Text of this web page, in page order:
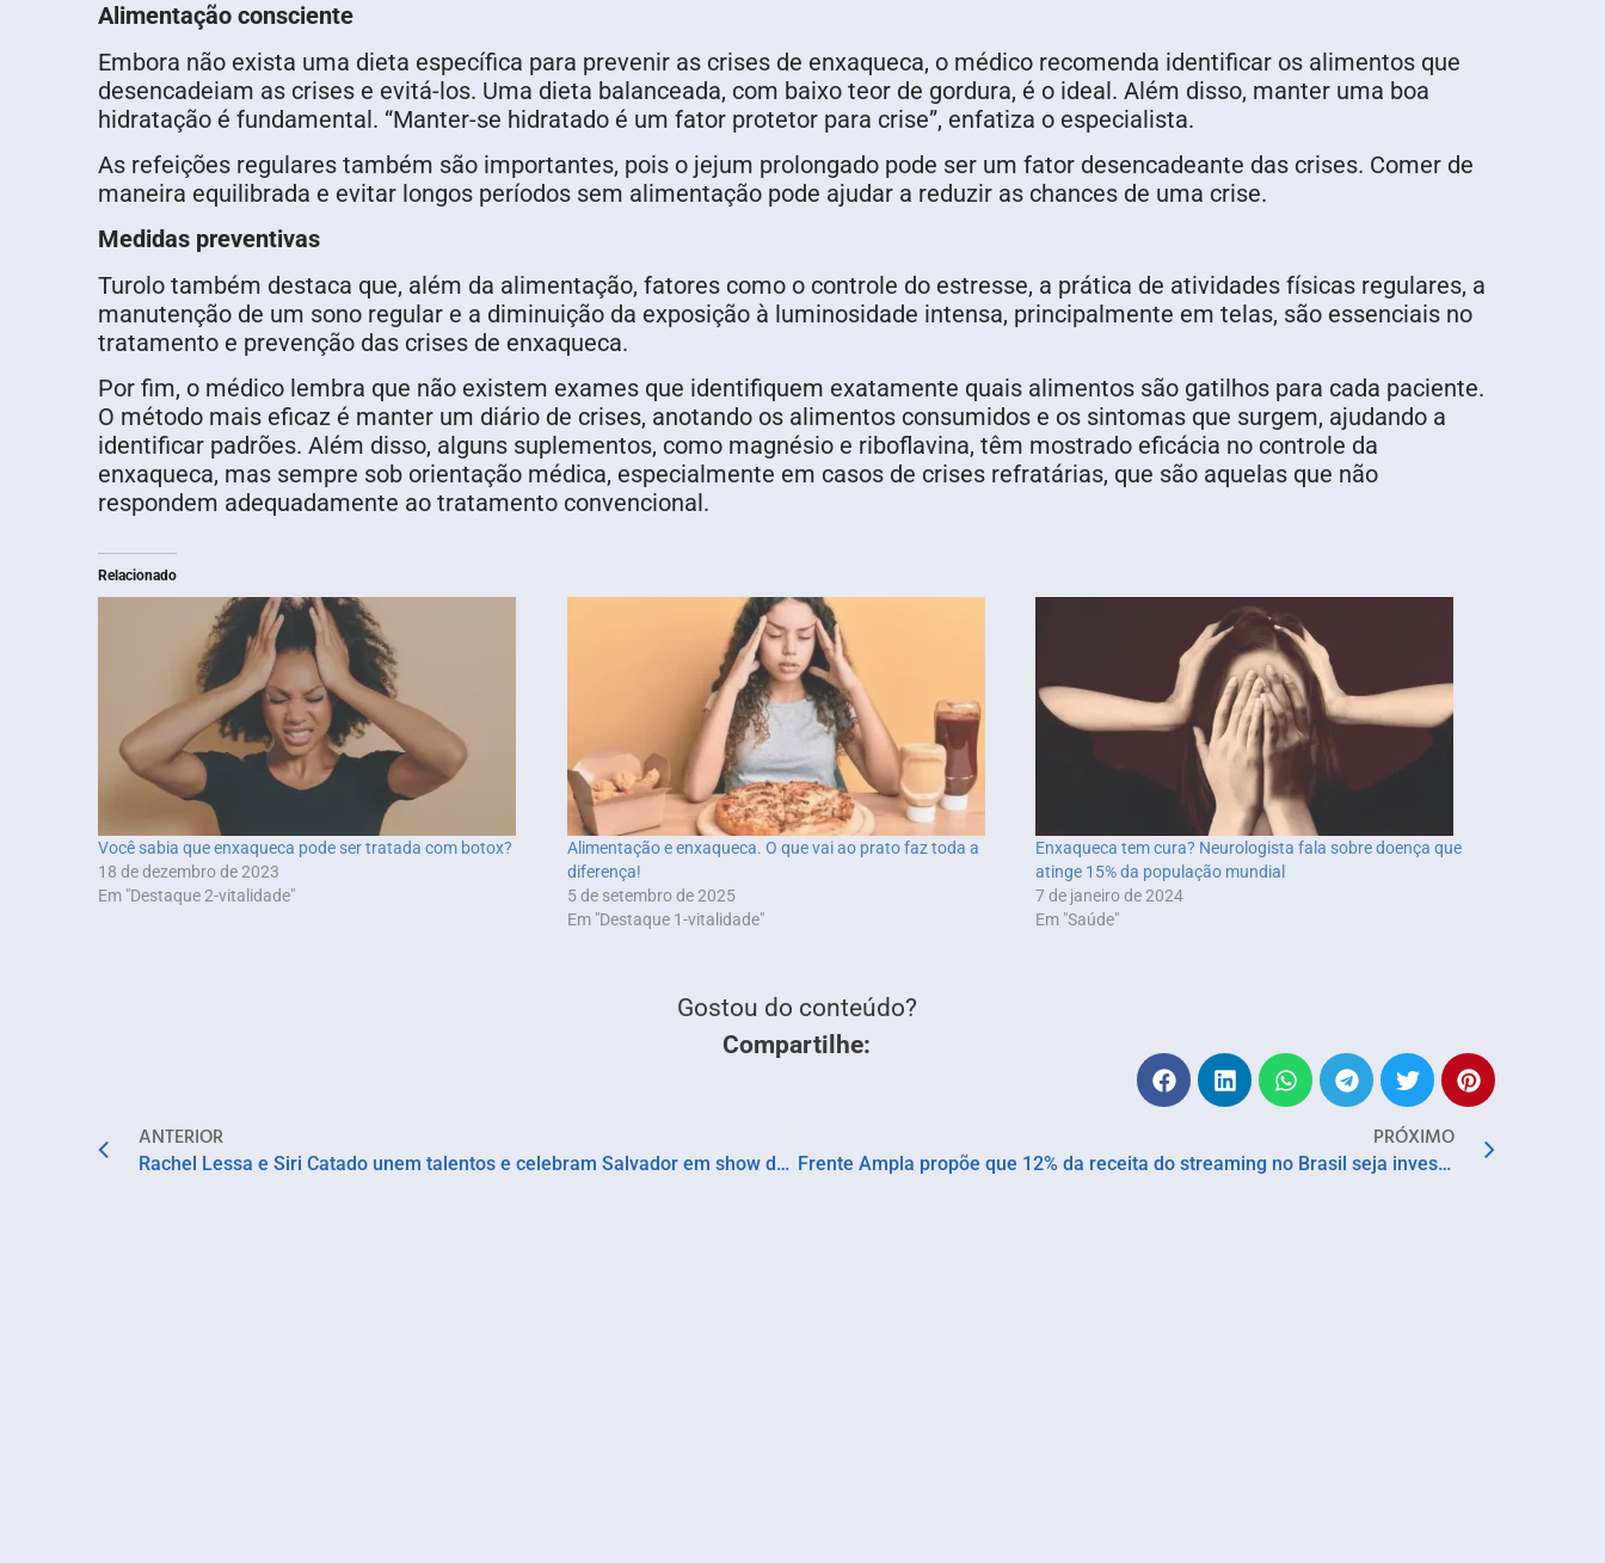
Alimentação consciente
Embora não exista uma dieta específica para prevenir as crises de enxaqueca, o médico recomenda identificar os alimentos que
desencadeiam as crises e evitá-los. Uma dieta balanceada, com baixo teor de gordura, é o ideal. Além disso, manter uma boa
hidratação é fundamental. “Manter-se hidratado é um fator protetor para crise”, enfatiza o especialista.
As refeições regulares também são importantes, pois o jejum prolongado pode ser um fator desencadeante das crises. Comer de
maneira equilibrada e evitar longos períodos sem alimentação pode ajudar a reduzir as chances de uma crise.
Medidas preventivas
Turolo também destaca que, além da alimentação, fatores como o controle do estresse, a prática de atividades físicas regulares, a
manutenção de um sono regular e a diminuição da exposição à luminosidade intensa, principalmente em telas, são essenciais no
tratamento e prevenção das crises de enxaqueca.
Por fim, o médico lembra que não existem exames que identifiquem exatamente quais alimentos são gatilhos para cada paciente.
O método mais eficaz é manter um diário de crises, anotando os alimentos consumidos e os sintomas que surgem, ajudando a
identificar padrões. Além disso, alguns suplementos, como magnésio e riboflavina, têm mostrado eficácia no controle da
enxaqueca, mas sempre sob orientação médica, especialmente em casos de crises refratárias, que são aquelas que não
respondem adequadamente ao tratamento convencional.
Relacionado
Você sabia que enxaqueca pode ser tratada com botox?
18 de dezembro de 2023
Em "Destaque 2-vitalidade"
Alimentação e enxaqueca. O que vai ao prato faz toda a
diferença!
5 de setembro de 2025
Em "Destaque 1-vitalidade"
Enxaqueca tem cura? Neurologista fala sobre doença que
atinge 15% da população mundial
7 de janeiro de 2024
Em "Saúde"
Gostou do conteúdo?
Compartilhe:
ANTERIOR
Rachel Lessa e Siri Catado unem talentos e celebram Salvador em show de sambas e choros
PRÓXIMO
Frente Ampla propõe que 12% da receita do streaming no Brasil seja investida no audiovisual nacional